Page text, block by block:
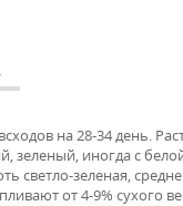
на 28-34 день.
иногда с
светло-зеленая,
от 4-9% сухого